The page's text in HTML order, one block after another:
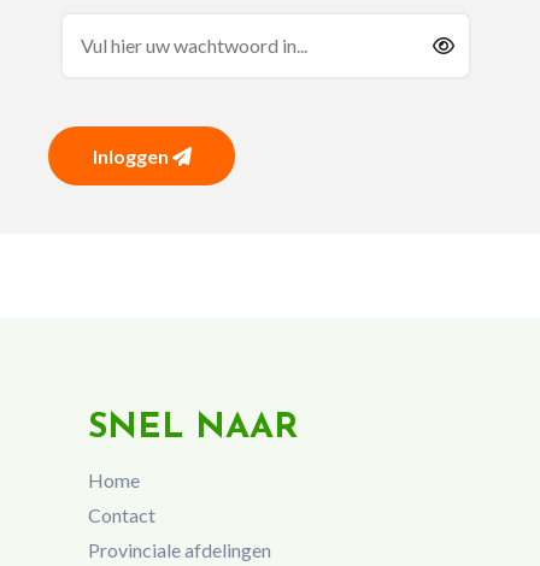
Inloggen
SNEL NAAR
Home
Contact
Provinciale afdelingen